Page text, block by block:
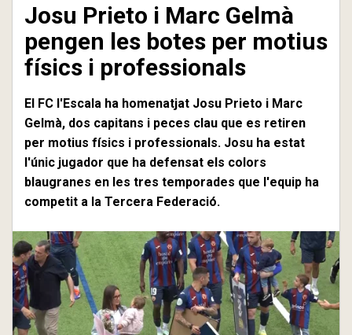
Josu Prieto i Marc Gelmà
pengen les botes per motius
físics i professionals
El FC l'Escala ha homenatjat Josu Prieto i Marc
Gelmà, dos capitans i peces clau que es retiren
per motius físics i professionals. Josu ha estat
l'únic jugador que ha defensat els colors
blaugranes en les tres temporades que l'equip ha
competit a la Tercera Federació.